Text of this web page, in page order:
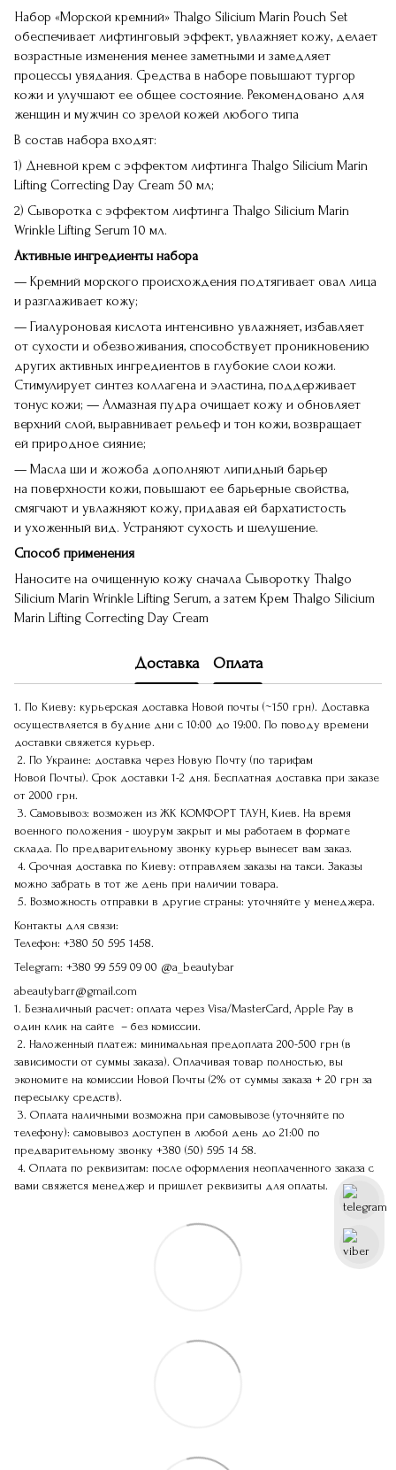
Набор «Морской кремний» Thalgo Silicium Marin Pouch Set
обеспечивает лифтинговый эффект, увлажняет кожу, делает
возрастные изменения менее заметными и замедляет
процессы увядания. Средства в наборе повышают тургор
кожи и улучшают ее общее состояние. Рекомендовано для
женщин и мужчин со зрелой кожей любого типа
В состав набора входят:
1) Дневной крем с эффектом лифтинга Thalgo Silicium Marin
Lifting Correcting Day Cream 50 мл;
2) Сыворотка с эффектом лифтинга Thalgo Silicium Marin
Wrinkle Lifting Serum 10 мл.
Активные ингредиенты набора
— Кремний морского происхождения подтягивает овал лица
и разглаживает кожу;
— Гиалуроновая кислота интенсивно увлажняет, избавляет
от сухости и обезвоживания, способствует проникновению
других активных ингредиентов в глубокие слои кожи.
Стимулирует синтез коллагена и эластина, поддерживает
тонус кожи; — Алмазная пудра очищает кожу и обновляет
верхний слой, выравнивает рельеф и тон кожи, возвращает
ей природное сияние;
— Масла ши и жожоба дополняют липидный барьер
на поверхности кожи, повышают ее барьерные свойства,
смягчают и увлажняют кожу, придавая ей бархатистость
и ухоженный вид. Устраняют сухость и шелушение.
Способ применения
Наносите на очищенную кожу сначала Сыворотку Thalgo
Silicium Marin Wrinkle Lifting Serum, а затем Крем Thalgo Silicium
Marin Lifting Correcting Day Cream
Доставка Оплата
1. По Киеву: курьерская доставка Новой почты (~150 грн). Доставка
осуществляется в будние дни с 10:00 до 19:00. По поводу времени
доставки свяжется курьер.
2. По Украине: доставка через Новую Почту (по тарифам
Новой Почты). Срок доставки 1-2 дня. Бесплатная доставка при заказе
от 2000 грн.
3. Самовывоз: возможен из ЖК КОМФОРТ ТАУН, Киев. На время
военного положения - шоурум закрыт и мы работаем в формате
склада. По предварительному звонку курьер вынесет вам заказ.
4. Срочная доставка по Киеву: отправляем заказы на такси. Заказы
можно забрать в тот же день при наличии товара.
5. Возможность отправки в другие страны: уточняйте у менеджера.
Контакты для связи:
Телефон: +380 50 595 1458.
Telegram: +380 99 559 09 00 @a_beautybar
abeautybarr@gmail.com
1. Безналичный расчет: оплата через Visa/MasterCard, Apple Pay в
один клик на сайте – без комиссии.
2. Наложенный платеж: минимальная предоплата 200-500 грн (в
зависимости от суммы заказа). Оплачивая товар полностью, вы
экономите на комиссии Новой Почты (2% от суммы заказа + 20 грн за
пересылку средств).
3. Оплата наличными возможна при самовывозе (уточняйте по
телефону): самовывоз доступен в любой день до 21:00 по
предварительному звонку +380 (50) 595 14 58.
4. Оплата по реквизитам: после оформления неоплаченного заказа с
вами свяжется менеджер и пришлет реквизиты для оплаты.